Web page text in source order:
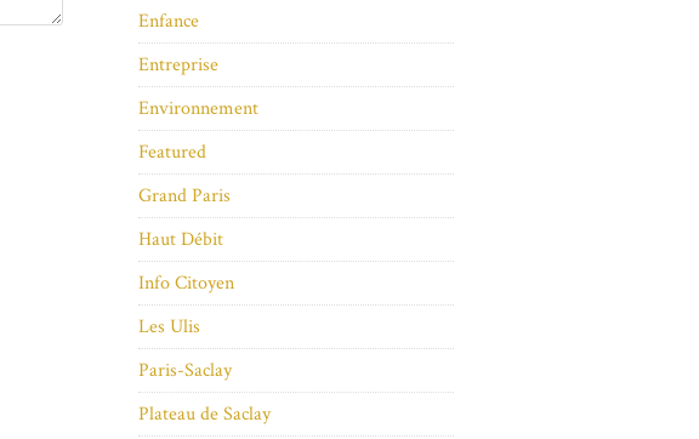
Enfance
Entreprise
Environnement
Featured
Grand Paris
Haut Débit
Info Citoyen
Les Ulis
Paris-Saclay
Plateau de Saclay